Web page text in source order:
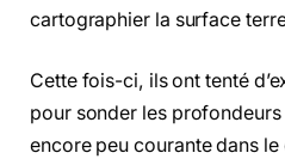
cartographier la surface
Cette fois-ci, ils ont tenté
pour sonder les
encore peu courante dans